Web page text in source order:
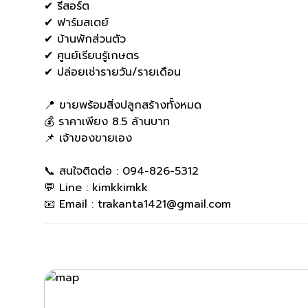
✔ รีสอร์ต
✔ ฟาร์มสเตย์
✔ บ้านพักส่วนตัว
✔ ศูนย์เรียนรู้เกษตร
✔ ปล่อยเช่ารายวัน/รายเดือน
📍 ขายพร้อมสิ่งปลูกสร้างทั้งหมด
💰 ราคาเพียง 8.5 ล้านบาท
📌 เจ้าของขายเอง
📞 สนใจติดต่อ : 094-826-5312
💬 Line : kimkkimkk
📧 Email : trakanta1421@gmail.com